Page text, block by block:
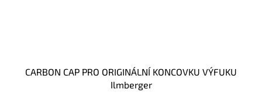
CARBON CAP PRO ORIGINÁLNÍ KONCOVKU VÝFUKU
Ilmberger